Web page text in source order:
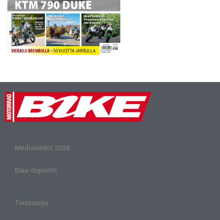
Mediatiedot 2026
Bike-digilehti
Tietosuoja